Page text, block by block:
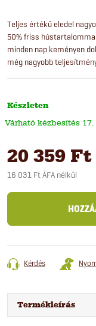
Teljes értékű eledel
50% friss
minden nap keményen
még nagyobb
Készleten
17.
20 359 Ft
16 031 Ft ÁFA nélkül
Kérdés
Termékleírás